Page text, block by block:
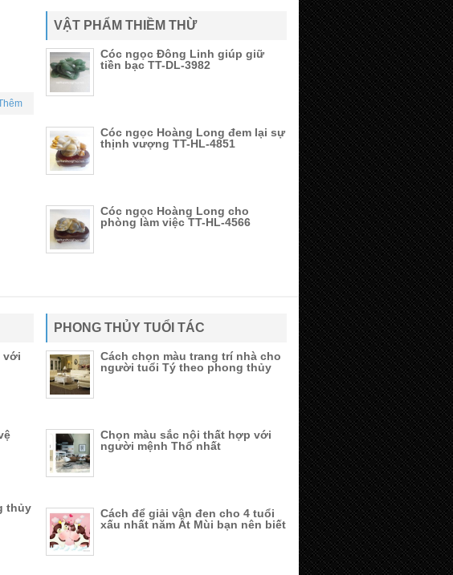
VẬT PHẨM THIỀM THỪ
Cóc ngọc Đông Linh giúp giữ
tiền bạc TT-DL-3982
Cóc ngọc Hoàng Long đem lại sự
thịnh vượng TT-HL-4851
Cóc ngọc Hoàng Long cho
phòng làm việc TT-HL-4566
với
thủy
PHONG THỦY TUỔI TÁC
Cách chọn màu trang trí nhà cho
người tuổi Tý theo phong thủy
Chọn màu sắc nội thất hợp với
người mệnh Thổ nhất
Cách để giải vận đen cho 4 tuổi
xấu nhất năm Ất Mùi bạn nên biết